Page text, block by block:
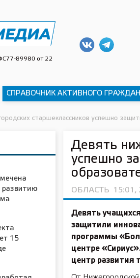
89980 от 22
СПРАВОЧНИК АКТИВНОГО
старшеклассников успешно
развитию
15
Девять
успешно
ОБЛАСТЬ 15:01,
Девять
защитили
программы
центре
центр развития